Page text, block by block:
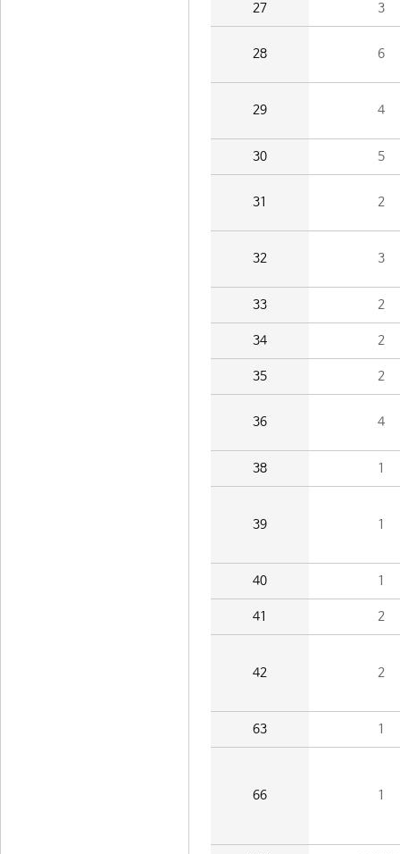
27 3
28 6
29 4
30 5
31 2
32 3
33 2
34 2
35 2
36 4
38 1
39 1
40 1
41 2
42 2
63 1
66 1